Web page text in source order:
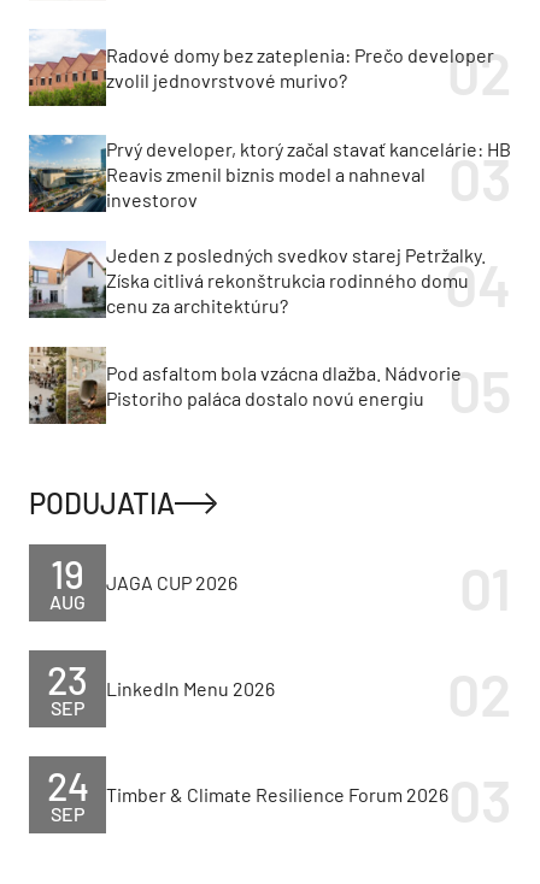
Radové domy bez zateplenia: Prečo developer
zvolil jednovrstvové murivo?
Prvý developer, ktorý začal stavať kancelárie: HB
Reavis zmenil biznis model a nahneval
investorov
Jeden z posledných svedkov starej Petržalky.
Získa citlivá rekonštrukcia rodinného domu
cenu za architektúru?
Pod asfaltom bola vzácna dlažba. Nádvorie
Pistoriho paláca dostalo novú energiu
PODUJATIA
AUG
19 JAGA CUP 2026
SEP
23 LinkedIn Menu 2026
SEP
24 Timber & Climate Resilience Forum 2026